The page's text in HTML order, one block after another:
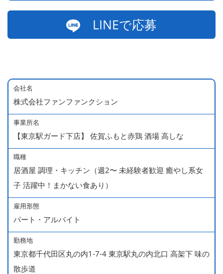
LINEで応募
会社名
株式会社ファンファンクション
事業所名
【東京駅ガード下店】 佐賀ふもと赤鶏 酒場 高しな
職種
居酒屋 調理・キッチン（週2〜 未経験者歓迎 癒やし系女
子 活躍中！まかない食あり）
雇用形態
パート・アルバイト
勤務地
東京都千代田区丸の内1-7-4 東京駅丸の内北口 高架下 味の
散歩道